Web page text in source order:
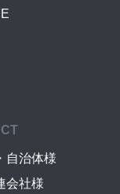
自治体様
会社様